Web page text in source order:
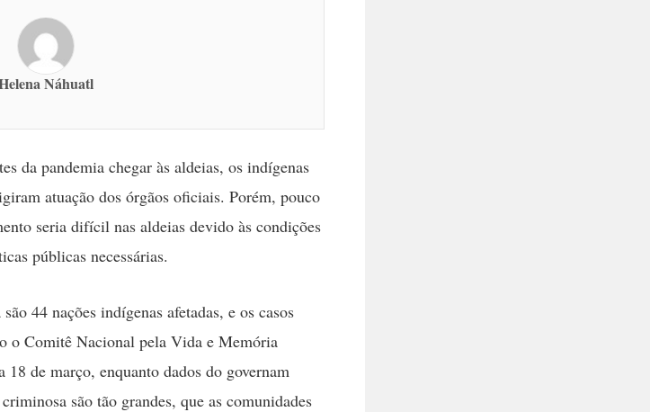
Náhuatl
da pandemia chegar às aldeias, os indígenas
atuação dos órgãos oficiais. Porém, pouco
seria difícil nas aldeias devido às condições
públicas necessárias.
44 nações indígenas afetadas, e os casos
o Comitê Nacional pela Vida e Memória
de março, enquanto dados do governam
são tão grandes, que as comunidades